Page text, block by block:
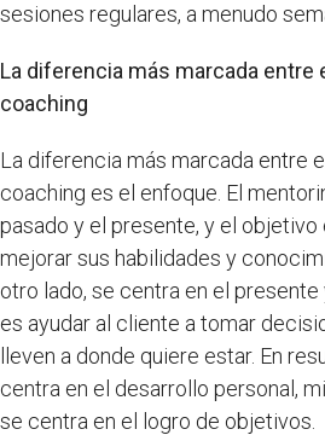
sesiones regulares, a menudo
La diferencia más marcada entre
coaching
La diferencia más marcada entre
coaching es el enfoque. El
pasado y el presente, y el objetivo
mejorar sus habilidades y
otro lado, se centra en el
es ayudar al cliente a tomar
lleven a donde quiere estar. En
centra en el desarrollo personal,
se centra en el logro de objetivos.